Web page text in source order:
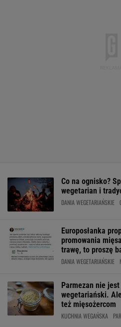
Co na ognisko?
wegetarian i
DANIA WEGETARIAŃSKIE
Europosłanka
promowania
trawę, to proszę
DANIA WEGETARIAŃSKIE
Parmezan nie
wegetariański.
też mięsożercom
KUCHNIA WEGAŃSKA